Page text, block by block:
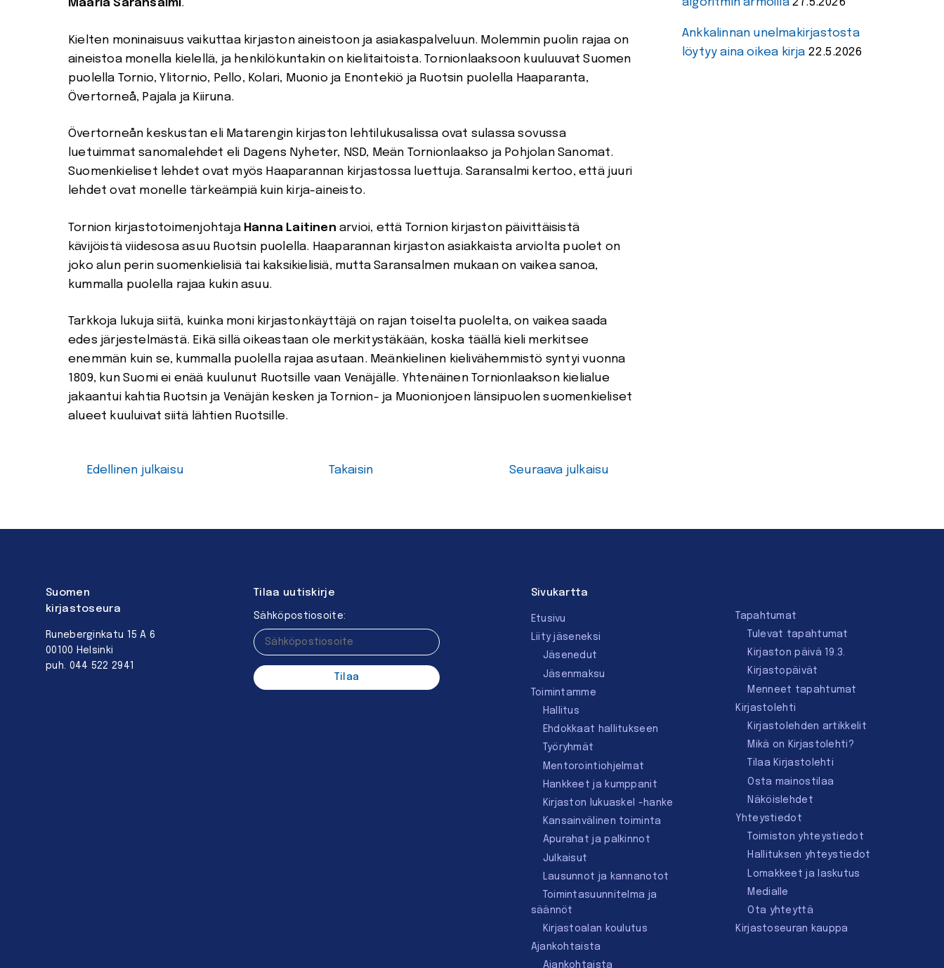
Maaria Saransalmi.
Kielten moninaisuus vaikuttaa kirjaston aineistoon ja asiakaspalveluun. Molemmin puolin rajaa on
aineistoa monella kielellä, ja henkilökuntakin on kielitaitoista. Tornionlaaksoon kuuluuvat Suomen
puolella Tornio, Ylitornio, Pello, Kolari, Muonio ja Enontekiö ja Ruotsin puolella Haaparanta,
Övertorneå, Pajala ja Kiiruna.
Övertorneån keskustan eli Matarengin kirjaston lehtilukusalissa ovat sulassa sovussa
luetuimmat sanomalehdet eli Dagens Nyheter, NSD, Meän Tornionlaakso ja Pohjolan Sanomat.
Suomenkieliset lehdet ovat myös Haaparannan kirjastossa luettuja. Saransalmi kertoo, että juuri
lehdet ovat monelle tärkeämpiä kuin kirja-aineisto.
Tornion kirjastotoimenjohtaja Hanna Laitinen arvioi, että Tornion kirjaston päivittäisistä
kävijöistä viidesosa asuu Ruotsin puolella. Haaparannan kirjaston asiakkaista arviolta puolet on
joko alun perin suomenkielisiä tai kaksikielisiä, mutta Saransalmen mukaan on vaikea sanoa,
kummalla puolella rajaa kukin asuu.
Tarkkoja lukuja siitä, kuinka moni kirjastonkäyttäjä on rajan toiselta puolelta, on vaikea saada
edes järjestelmästä. Eikä sillä oikeastaan ole merkitystäkään, koska täällä kieli merkitsee
enemmän kuin se, kummalla puolella rajaa asutaan. Meänkielinen kielivähemmistö syntyi vuonna
1809, kun Suomi ei enää kuulunut Ruotsille vaan Venäjälle. Yhtenäinen Tornionlaakson kielialue
jakaantui kahtia Ruotsin ja Venäjän kesken ja Tornion- ja Muonionjoen länsipuolen suomenkieliset
alueet kuuluivat siitä lähtien Ruotsille.
Edellinen julkaisu Takaisin Seuraava julkaisu
Ankkalinnan unelmakirjastosta
löytyy aina oikea kirja 22.5.2026
Suomen
kirjastoseura
Runeberginkatu 15 A 6
00100 Helsinki
puh. 044 522 2941
Tilaa uutiskirje
Sähköpostiosoite:
Sivukartta
Etusivu
Liity jäseneksi
Jäsenedut
Jäsenmaksu
Toimintamme
Hallitus
Ehdokkaat hallitukseen
Työryhmät
Mentorointi­ohjelmat
Hankkeet ja kumppanit
Kirjaston lukuaskel -hanke
Kansainvälinen toiminta
Apurahat ja palkinnot
Julkaisut
Lausunnot ja kannanotot
Toimintasuunnitelma ja
säännöt
Kirjastoalan koulutus
Ajankohtaista
Ajankohtaista
Tapahtumat
Tulevat tapahtumat
Kirjaston päivä 19.3.
Kirjastopäivät
Menneet tapahtumat
Kirjastolehti
Kirjastolehden artikkelit
Mikä on Kirjastolehti?
Tilaa Kirjastolehti
Osta mainostilaa
Näköislehdet
Yhteystiedot
Toimiston yhteystiedot
Hallituksen yhteystiedot
Lomakkeet ja laskutus
Medialle
Ota yhteyttä
Kirjastoseuran kauppa